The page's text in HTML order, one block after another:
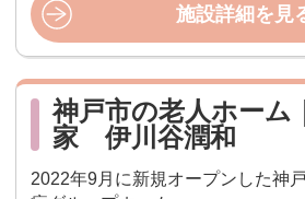
施設詳細を見
神戸市の老人ホーム
家 伊川谷潤和
2022年9月に新規オープンした神